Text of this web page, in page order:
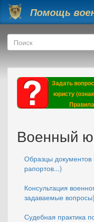
Перейти к основному
Помощь
Форма
Поиск
Задать
юристу
Военный
Образцы документов
рапортов...)
Консультация
задаваемые
Судебная практика